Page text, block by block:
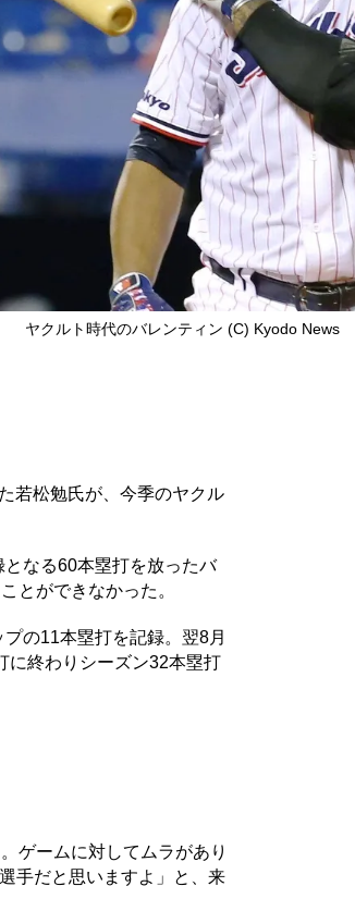
ヤクルト時代のバレンティン (C) Kyodo News
若松勉氏が、今季のヤクル
なる60本塁打を放ったバ
とができなかった。
の11本塁打を記録。翌8月
に終わりシーズン32本塁打
ゲームに対してムラがあり
手だと思いますよ」と、来